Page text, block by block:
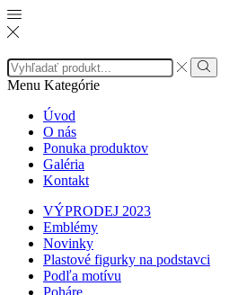
Menu Kategórie
Úvod
O nás
Ponuka produktov
Galéria
Kontakt
VÝPRODEJ 2023
Emblémy
Novinky
Plastové figurky na podstavci
Podľa motívu